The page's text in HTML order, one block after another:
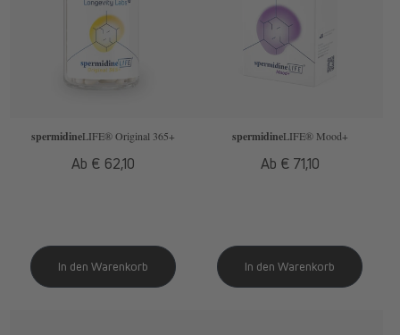
spermidineLIFE® Original 365+
Normaler
Ab € 62,10
spermidineLIFE® Mood+
Normaler
Ab € 71,10